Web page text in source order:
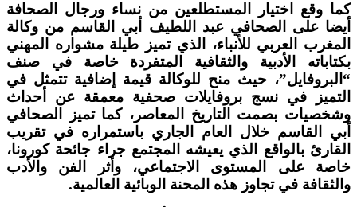
كما وقع اختيار المستطلعين من نساء ورجال الصحافة
أيضا على الصحافي عبد اللطيف أبي القاسم من وكالة
المغرب العربي للأنباء، الذي تميز طيلة مشواره المهني
بكتاباته الأدبية والثقافية المتفردة خاصة في صنف
“البروفايل”، حيث منح للوكالة قيمة إضافية تتمثل في
التميز في نسج بروفايلات صحفية معمقة عن أحداث
وشخصيات بصمت التاريخ المعاصر، كما تميز الصحافي
أبي القاسم خلال العام الجاري باستمراره في تقريب
القارئ بالواقع الذي يعيشه المجتمع جراء جائحة كورونا،
خاصة على المستوى الاجتماعي، وأثر الفن والأدب
والثقافة في تجاوز هذه المحنة الوبائية العالمية.